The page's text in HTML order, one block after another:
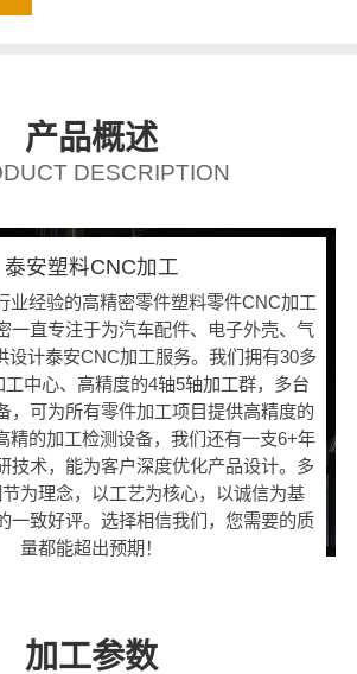
产品概述
DESCRIPTION
泰安塑料CNC加工
业经验的高精密零件塑料零件CNC加工
一直专注于为汽车配件、电子外壳、气
设计泰安CNC加工服务。我们拥有30多
工中心、高精度的4轴5轴加工群，多台
，可为所有零件加工项目提供高精度的
精的加工检测设备，我们还有一支6+年
技术，能为客户深度优化产品设计。多
为理念，以工艺为核心，以诚信为基
一致好评。选择相信我们，您需要的质
量都能超出预期！
加工参数